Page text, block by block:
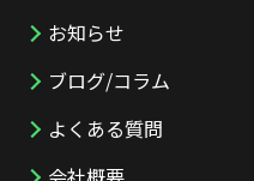
お知らせ
ブログ/コラム
よくある質問